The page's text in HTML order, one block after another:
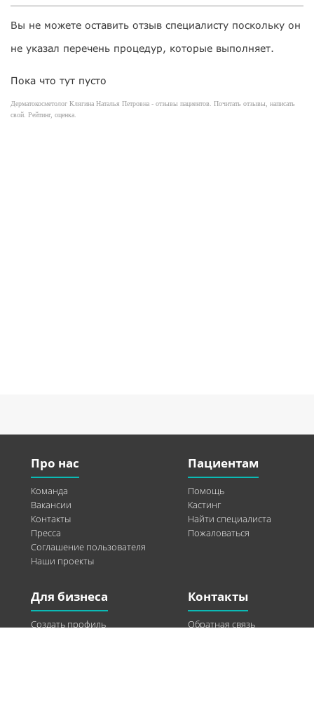
Вы не можете оставить отзыв специалисту поскольку он
не указал перечень процедур, которые выполняет.
Пока что тут пусто
Дерматокосметолог Клягина Наталья Петровна - отзывы пациентов. Почитать отзывы, написать
свой. Рейтинг, оценка.
Про нас
Команда
Вакансии
Контакты
Пресса
Соглашение пользователя
Наши проекты
Пациентам
Помощь
Кастинг
Найти специалиста
Пожаловаться
Для бизнеса
Создать профиль
Контакты
Обратная связь